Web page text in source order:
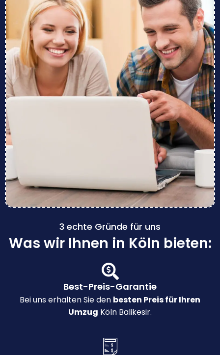
3 echte Gründe für uns
Was wir Ihnen in Köln bieten:
Best-Preis-Garantie
Bei uns erhalten Sie den besten Preis für Ihren
Umzug Köln Balikesir.